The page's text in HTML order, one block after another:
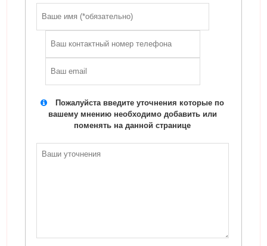
Пожалуйста введите уточнения которые по
вашему мнению необходимо добавить или
поменять на данной странице